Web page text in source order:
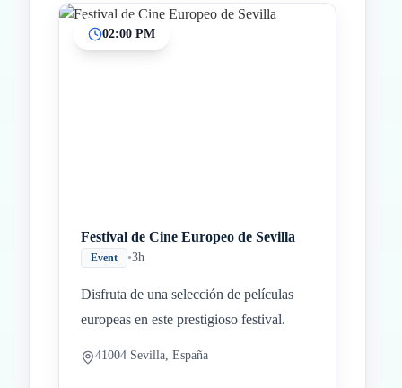
02:00 PM
Festival de Cine Europeo de Sevilla
Event •3h
Disfruta de una selección de películas
europeas en este prestigioso festival.
41004 Sevilla, España